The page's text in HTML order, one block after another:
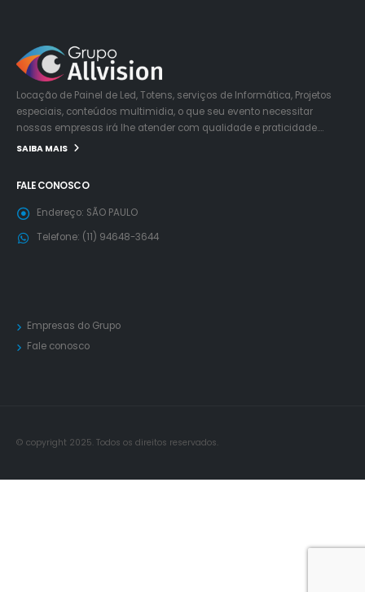
Locação de Painel de Led, Totens, serviços de Informática, Projetos
especiais, conteúdos multimidia, o que seu evento necessitar
nossas empresas irá lhe atender com qualidade e praticidade….
SAIBA MAIS
FALE CONOSCO
Endereço: SÃO PAULO
Telefone: (11) 94648-3644
Empresas do Grupo
Fale conosco
© copyright 2025. Todos os direitos reservados.